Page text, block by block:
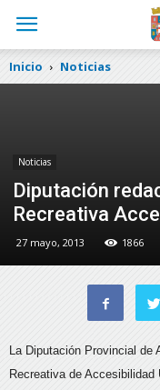
Inicio Noticias
Noticias
Diputación
Recreativa
27 mayo, 2013 1866
La Diputación Provincial de
Recreativa de Accesibilidad